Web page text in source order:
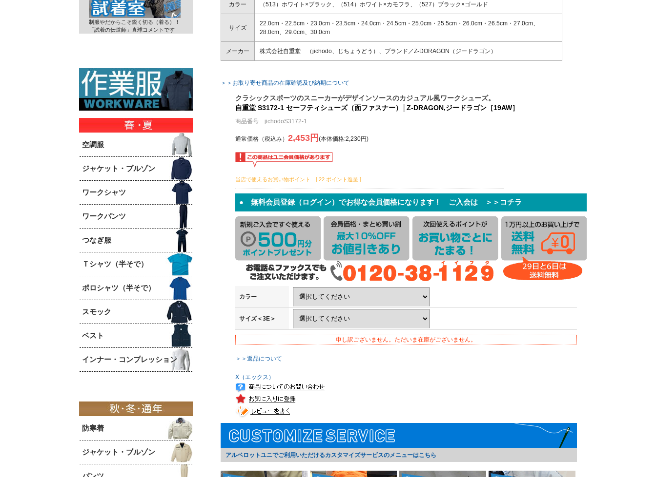
制服やだからこそ鋭く切る（着る）！
「試着の伝道師」直球コメントです
空調服
ジャケット・ブルゾン
ワークシャツ
ワークパンツ
つなぎ服
Ｔシャツ（半そで）
ポロシャツ（半そで）
スモック
ベスト
インナー・コンプレッション
防寒着
ジャケット・ブルゾン
カラー （513）ホワイト×ブラック、（514）ホワイト×カモフラ、（527）ブラック×ゴールド
サイズ
22.0cm・22.5cm・23.0cm・23.5cm・24.0cm・24.5cm・25.0cm・25.5cm・26.0cm・26.5cm・27.0cm、
28.0cm、29.0cm、30.0cm
メーカー 株式会社自重堂 （jichodo、じちょうどう）、ブランド／Z-DORAGON（ジードラゴン）
＞＞お取り寄せ商品の在庫確認及び納期について
クラシックスポーツのスニーカーがデザインソースのカジュアル風ワークシューズ。
自重堂 S3172-1 セーフティシューズ（面ファスナー）│Z-DRAGON,ジードラゴン［19AW］
商品番号 jichodoS3172-1
通常価格（税込み） 2,453円 (本体価格:2,230円)
当店で使えるお買い物ポイント [ 22 ポイント進呈 ]
● 無料会員登録（ログイン）でお得な会員価格になります！ ご入会は ＞＞コチラ
カラー
サイズ＜3E＞
申し訳ございません。ただいま在庫がございません。
＞＞返品について
X（エックス）
アルベロットユニでご利用いただけるカスタマイズサービスのメニューはこちら